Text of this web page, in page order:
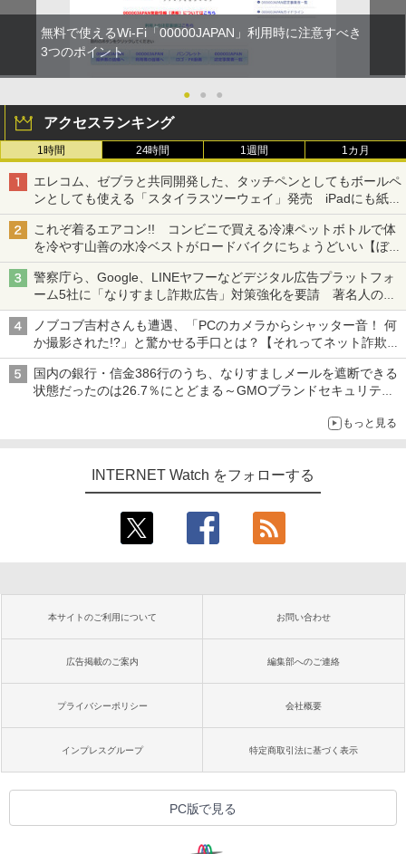
無料で使えるWi-Fi「00000JAPAN」利用時に注意すべき
3つのポイント
● ● ●
アクセスランキング
1時間 24時間 1週間 1カ月
エレコム、ゼブラと共同開発した、タッチペンとしてもボールペ
ンとしても使える「スタイラスツーウェイ」発売 iPadにも紙に
も、持ち替えずに書き込める
これぞ着るエアコン!! コンビニで買える冷凍ペットボトルで体
を冷やす山善の水冷ベストがロードバイクにちょうどいい【ぼっ
ち・ざ・ろーど！その14】【空いた時間でなにしてる？】
警察庁ら、Google、LINEヤフーなどデジタル広告プラットフォ
ーム5社に「なりすまし詐欺広告」対策強化を要請 著名人の写
真や映像を使った投資詐欺などへの対策として
ノブコブ吉村さんも遭遇、「PCのカメラからシャッター音！ 何
か撮影された!?」と驚かせる手口とは？【それってネット詐欺で
すよ！】
国内の銀行・信金386行のうち、なりすましメールを遮断できる
状態だったのは26.7％にとどまる～GMOブランドセキュリティ
もっと見る
INTERNET Watch をフォローする
本サイトのご利用について お問い合わせ
広告掲載のご案内 編集部へのご連絡
プライバシーポリシー 会社概要
インプレスグループ 特定商取引法に基づく表示
PC版で見る